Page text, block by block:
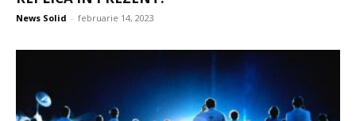
News Solid - februarie 14, 2023